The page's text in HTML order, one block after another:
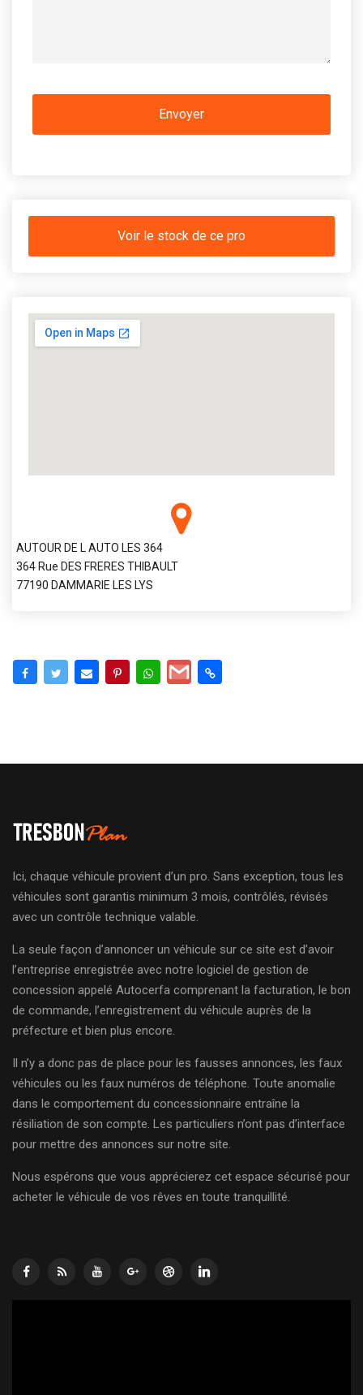
Voir le stock de ce pro
AUTOUR DE L AUTO LES 364
364 Rue DES FRERES THIBAULT
77190 DAMMARIE LES LYS
Ici, chaque véhicule provient d’un pro. Sans exception, tous les
véhicules sont garantis minimum 3 mois, contrôlés, révisés
avec un contrôle technique valable.
La seule façon d’annoncer un véhicule sur ce site est d’avoir
l’entreprise enregistrée avec notre logiciel de gestion de
concession appelé Autocerfa comprenant la facturation, le bon
de commande, l’enregistrement du véhicule auprès de la
préfecture et bien plus encore.
Il n’y a donc pas de place pour les fausses annonces, les faux
véhicules ou les faux numéros de téléphone. Toute anomalie
dans le comportement du concessionnaire entraîne la
résiliation de son compte. Les particuliers n’ont pas d’interface
pour mettre des annonces sur notre site.
Nous espérons que vous apprécierez cet espace sécurisé pour
acheter le véhicule de vos rêves en toute tranquillité.